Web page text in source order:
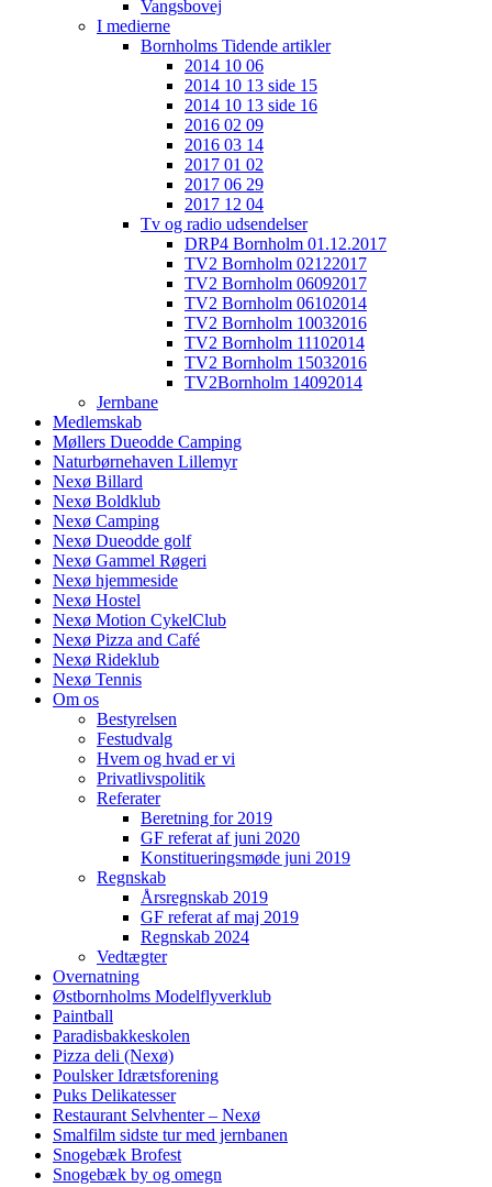
Vangsbovej
I medierne
Bornholms Tidende artikler
2014 10 06
2014 10 13 side 15
2014 10 13 side 16
2016 02 09
2016 03 14
2017 01 02
2017 06 29
2017 12 04
Tv og radio udsendelser
DRP4 Bornholm 01.12.2017
TV2 Bornholm 02122017
TV2 Bornholm 06092017
TV2 Bornholm 06102014
TV2 Bornholm 10032016
TV2 Bornholm 11102014
TV2 Bornholm 15032016
TV2Bornholm 14092014
Jernbane
Medlemskab
Møllers Dueodde Camping
Naturbørnehaven Lillemyr
Nexø Billard
Nexø Boldklub
Nexø Camping
Nexø Dueodde golf
Nexø Gammel Røgeri
Nexø hjemmeside
Nexø Hostel
Nexø Motion CykelClub
Nexø Pizza and Café
Nexø Rideklub
Nexø Tennis
Om os
Bestyrelsen
Festudvalg
Hvem og hvad er vi
Privatlivspolitik
Referater
Beretning for 2019
GF referat af juni 2020
Konstitueringsmøde juni 2019
Regnskab
Årsregnskab 2019
GF referat af maj 2019
Regnskab 2024
Vedtægter
Overnatning
Østbornholms Modelflyverklub
Paintball
Paradisbakkeskolen
Pizza deli (Nexø)
Poulsker Idrætsforening
Puks Delikatesser
Restaurant Selvhenter – Nexø
Smalfilm sidste tur med jernbanen
Snogebæk Brofest
Snogebæk by og omegn